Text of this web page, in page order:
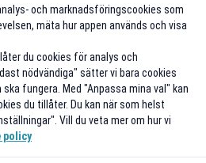
och marknadsföringscookies som
mäta hur appen används och visa
du cookies för analys och
nödvändiga" sätter vi bara cookies
fungera. Med "Anpassa mina val" kan
du tillåter. Du kan när som helst
Vill du veta mer om hur vi
policy